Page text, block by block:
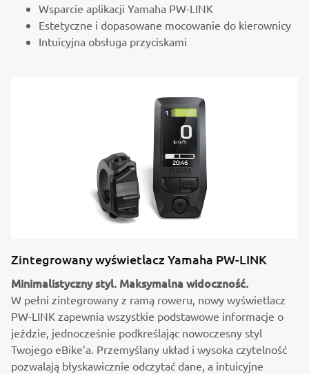
Wsparcie aplikacji Yamaha PW-LINK
Estetyczne i dopasowane mocowanie do kierownicy
Intuicyjna obsługa przyciskami
Zintegrowany wyświetlacz Yamaha PW-LINK
Minimalistyczny styl. Maksymalna widoczność.
W pełni zintegrowany z ramą roweru, nowy wyświetlacz
PW-LINK zapewnia wszystkie podstawowe informacje o
jeździe, jednocześnie podkreślając nowoczesny styl
Twojego eBike’a. Przemyślany układ i wysoka czytelność
pozwalają błyskawicznie odczytać dane, a intuicyjne